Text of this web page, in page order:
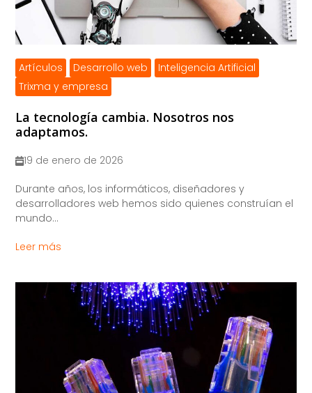
Artículos Desarrollo web
Inteligencia Artificial
Trixma y empresa
La tecnología cambia. Nosotros nos
adaptamos.
19 de enero de 2026
​Durante años, los informáticos, diseñadores y
desarrolladores web hemos sido quienes construían el
mundo...
Leer más